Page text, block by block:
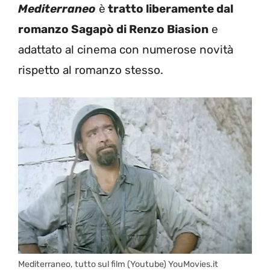
Mediterraneo è tratto liberamente dal
romanzo Sagapò di Renzo Biasion e
adattato al cinema con numerose novità
rispetto al romanzo stesso.
Mediterraneo, tutto sul film (Youtube) YouMovies.it